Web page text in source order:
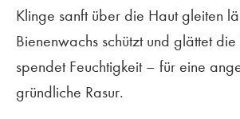
Klinge sanft über die Haut gleiten
Bienenwachs schützt und glättet
spendet Feuchtigkeit – für eine
gründliche Rasur.